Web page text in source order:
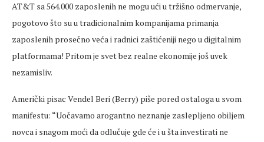
AT&T sa 564.000 zaposlenih ne mogu ući u tržišno odmervanje,
pogotovo što su u tradicionalnim kompanijama primanja
zaposlenih prosečno veća i radnici zaštićeniji nego u digitalnim
platformama! Pritom je svet bez realne ekonomije još uvek
nezamisliv.
Američki pisac Vendel Beri (Berry) piše pored ostaloga u svom
manifestu: “Uočavamo arogantno neznanje zaslepljeno obiljem
novca i snagom moći da odlučuje gde će i u šta investirati ne